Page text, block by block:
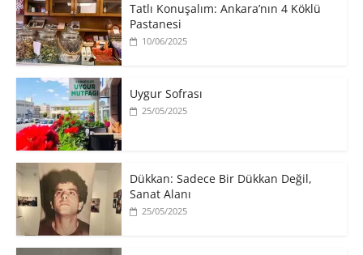
Tatlı Konuşalım: Ankara’nın 4 Köklü
Pastanesi
10/06/2025
Uygur Sofrası
25/05/2025
​Dükkan: Sadece Bir Dükkan Değil,
Sanat Alanı
25/05/2025